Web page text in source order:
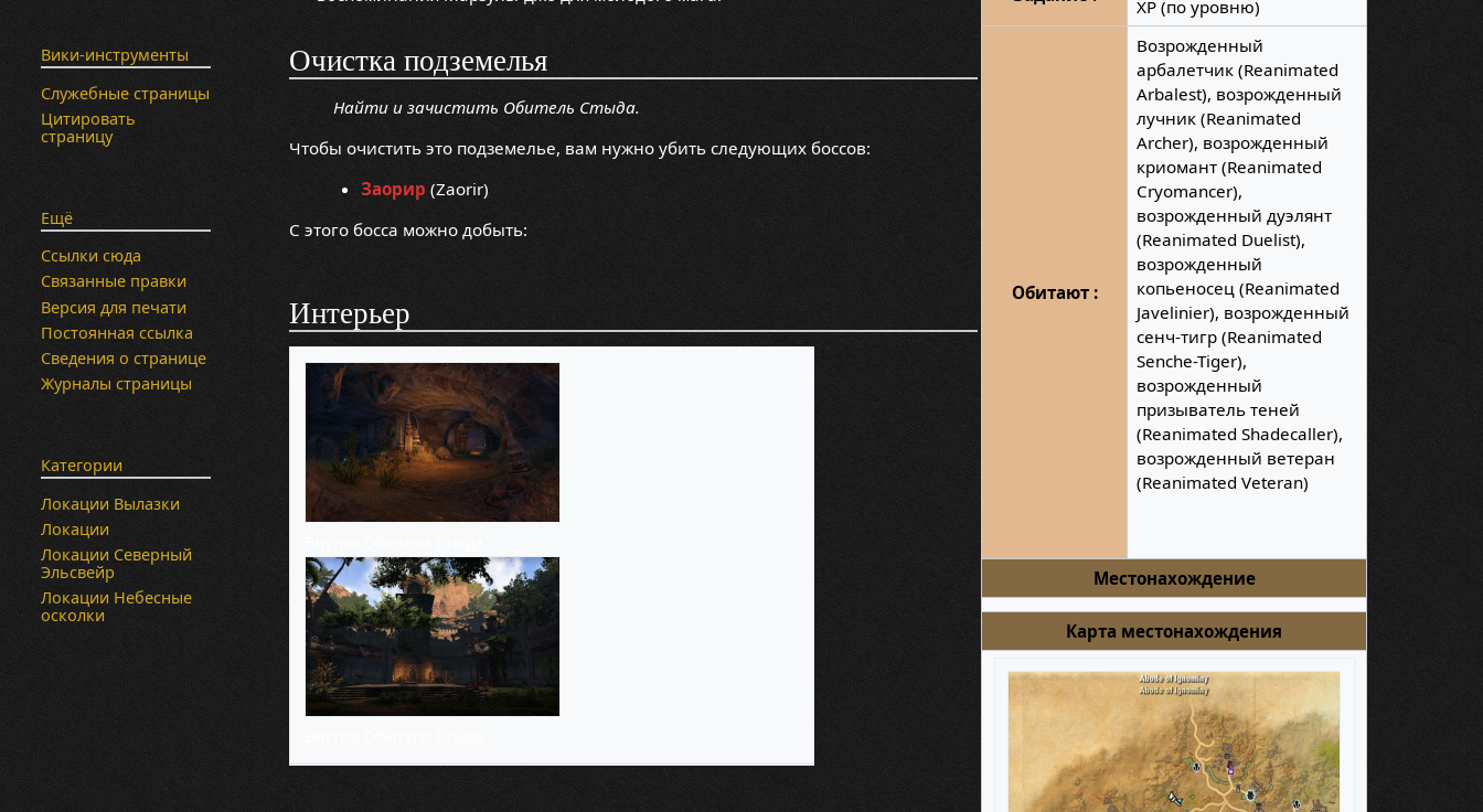
XP (по уровню)
Обитают :
Возрожденный
арбалетчик (Reanimated
Arbalest), возрожденный
лучник (Reanimated
Archer), возрожденный
криомант (Reanimated
Cryomancer),
возрожденный дуэлянт
(Reanimated Duelist),
возрожденный
копьеносец (Reanimated
Javelinier), возрожденный
сенч-тигр (Reanimated
Senche-Tiger),
возрожденный
призыватель теней
(Reanimated Shadecaller),
возрожденный ветеран
(Reanimated Veteran)
Местонахождение
Карта местонахождения
Очистка подземелья
Найти и зачистить Обитель Стыда.
Чтобы очистить это подземелье, вам нужно убить следующих боссов:
Заорир (Zaorir)
С этого босса можно добыть:
Интерьер
Вики-инструменты
Служебные страницы
Цитировать
страницу
Ещё
Ссылки сюда
Связанные правки
Версия для печати
Постоянная ссылка
Сведения о странице
Журналы страницы
Категории
Локации Вылазки
Локации
Локации Северный
Эльсвейр
Локации Небесные
осколки